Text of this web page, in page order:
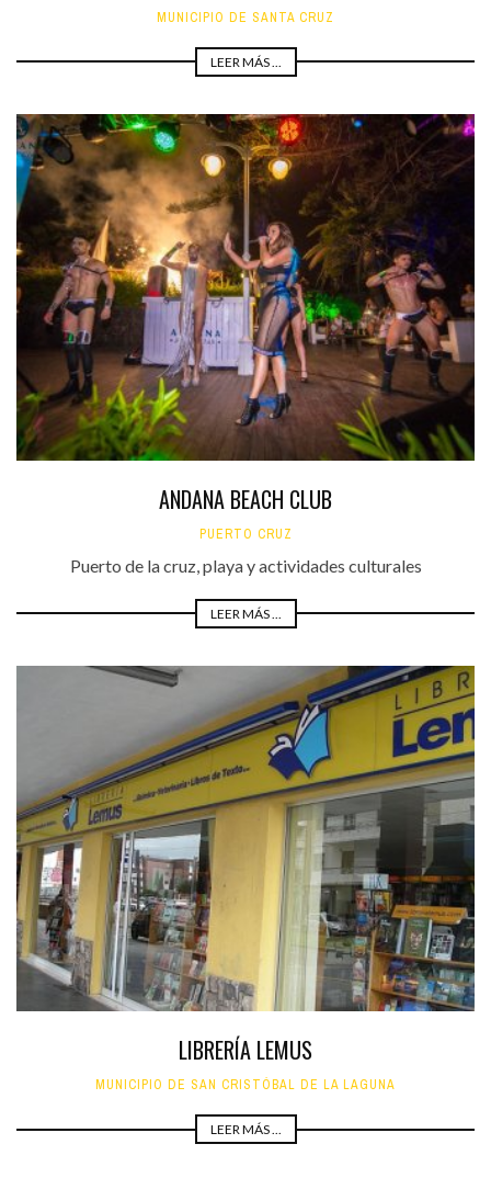
MUNICIPIO DE SANTA CRUZ
LEER MÁS ...
ANDANA BEACH CLUB
PUERTO CRUZ
Puerto de la cruz, playa y actividades culturales
LEER MÁS ...
LIBRERÍA LEMUS
MUNICIPIO DE SAN CRISTÓBAL DE LA LAGUNA
LEER MÁS ...